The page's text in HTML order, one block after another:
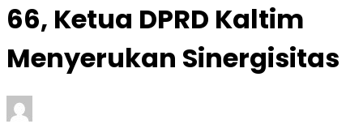
66, Ketua DPRD Kaltim
Menyerukan Sinergisitas